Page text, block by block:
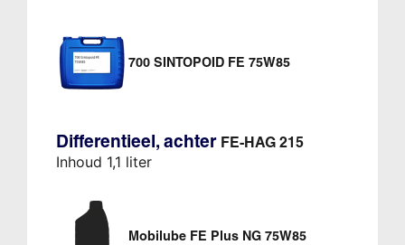
700 SINTOPOID FE 75W85
Differentieel, achter FE-HAG 215
Inhoud 1,1 liter
Mobilube FE Plus NG 75W85